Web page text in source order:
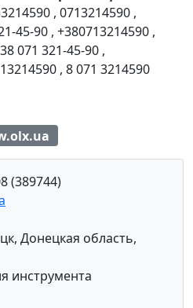
, 0713214590 ,
45-90 , +380713214590 ,
071 321-45-90 ,
, 8 071 3214590
(389744)
Донецкая область,
инструмента